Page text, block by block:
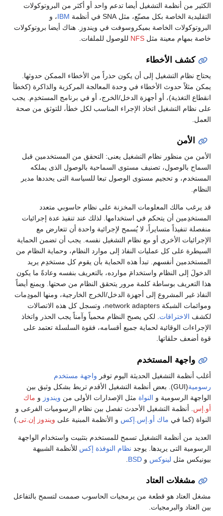
الكثير من أنظمة التشغيل أيضا تدعم واحد أو أكثر من البروتوكولات
التقليدية الخاصة بكل مصنّع، مثل SNA في أنظمة
IBM، و
البروتوكولات الخاصة بميكروسوفت في ويندوز. هناك أيضا بروتوكولات
خاصة بمهام معينة مثل NFS للوصول للملفات.
كشف الأخطاء
يحتاج نظام التشغيل إلى أن يكون حذراً من الأخطاء الممكن حدوثها.
يمكن مثلاً حدوث الأخطاء في وحدة المعالجة المركزية والذاكرة (كخطأ
انقطاع التغذية)، أو أجهزة الدخل/الخرج، أو في برنامج المستخدِم. يجب
على نظام التشغيل اتخاذ الإجراء المناسب لكل خطأ، للتوثق من صحة
العمل.
الأمن
الأمن من منظور نظام التشغيل يعنى: التحقق من المستخدمين قبل
السماح بالوصول، تصنيف مستوى السماحية بالوصول الذى يملكه
المستخدم، و تحجيم مستوى الوصول تبعا للسياسة التى يحددها مدير
النظام.
قد يرغب مالك المعلومات المخزنة على نظام حاسوبي متعدد
المستخدِمين أن يتحكم في استخدامها. لذلك عند تنفيذ عدة إجرائيات
منفصلة تنفيذاً متسايراً، لا يُسمح لإجرائية واحدة أن تتعارض مع
الإجرائيات الأخرى أو مع نظام التشغيل نفسه. يجب أن تضمن الحماية
السيطرة على كل عمليات النفاذ إلى موارد النظام، وحماية النظام من
المستخدمين أنفسهم. تبدأ هذه الحماية بأن يقوم كل مستخدِم يريد
الدخولَ إلى النظام واستخدامَ موارده، بالتعريف بنفسه وعادةً ما يكون
هذا التعريف بوساطة كلمة مرور يتحقق النظام من صحتها. ويمنع أيضاً
النفاذ غير المشروع إلى أجهزة الدخل/الخرج الخارجية، ومنها المودِمات
وموائمات الشبكة network adapters، وتسجل كل هذه الاتصالات
لكشف الاختراقات. لكي يصبح النظام محمياً وآمناً يجب الحذر واتخاذ
الإجراءات الوقائية لحماية جميع أقسامه، فقوة السلسلة تعتمد على
قوة أضعف حلقاتها.
واجهة المستخدم
أغلب أنظمة التشغيل الحديثة اليوم توفر واجهة مستخدم
رسومية
(GUI). بعض أنظمة التشغيل الأقدم تربط بشكل وثيق بين
الواجهة الرسومية و النواة مثل الإصدارات الأولى من ويندوز و ماك
أو.إس . أنظمة التشغيل الأحدث تفصل بين نظام الرسوميات الفرعى و
النواة (كما في ماك أو.إس.إكس و الأنظمة المبنية على ويندوز إن.تى .)
العديد من أنظمة التشغيل تسمح للمستخدم بتثبيت واستخدام الواجهة
الرسومية التى يريدها. يوجد نظام النوفذة إكس للأنظمة الشبيهة
بيونيكس مثل لينوكس و BSD
مشغلات العتاد
مشغل العتاد هو قطعة من يرمجيات الحاسوب صممت لتسمح بالتفاعل
بين العتاد والبرمجيات.